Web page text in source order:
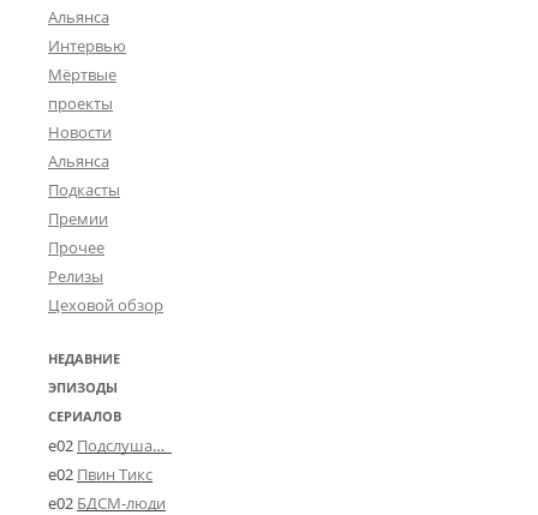
Альянса
Интервью
Мёртвые
проекты
Новости
Альянса
Подкасты
Премии
Прочее
Релизы
Цеховой обзор
НЕДАВНИЕ
ЭПИЗОДЫ
СЕРИАЛОВ
e02 Подслушано в Угличе
e02 Пвин Тикс
e02 БДСМ-люди